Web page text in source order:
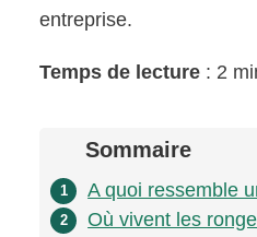
entreprise.
Temps de lecture : 2
Sommaire
1 A quoi ressemble
2 Où vivent les